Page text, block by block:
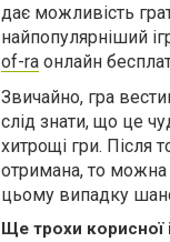
дає можливість
найпопулярніший
of-ra онлайн
Звичайно, гра
слід знати, що це
хитрощі гри. Після
отримана, то можна
цьому випадку
Ще трохи корисної